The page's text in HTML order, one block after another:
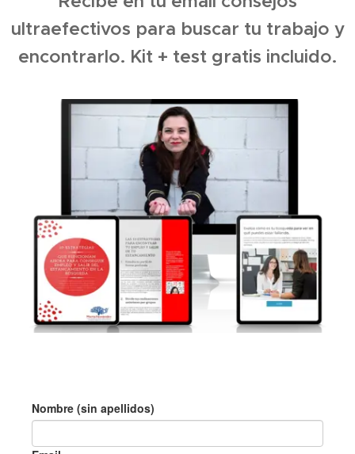
ultraefectivos para buscar tu trabajo y
encontrarlo. Kit + test gratis incluido.